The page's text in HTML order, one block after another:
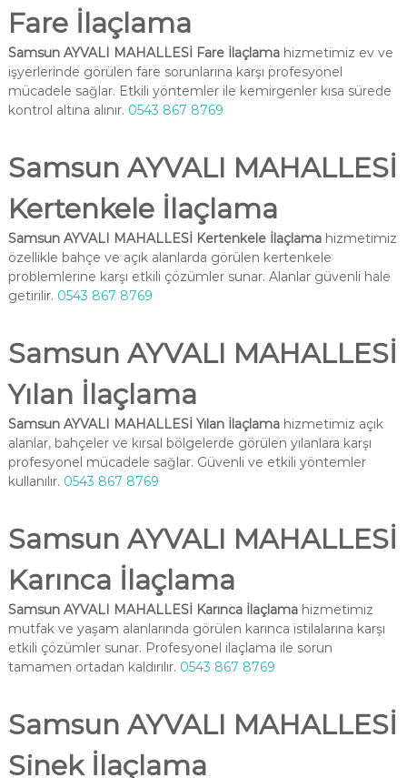
Fare İlaçlama
Samsun AYVALI MAHALLESİ Fare İlaçlamahizmetimiz ev ve
işyerlerinde görülen fare sorunlarına karşı profesyonel
mücadele sağlar. Etkili yöntemler ile kemirgenler kısa sürede
kontrol altına alınır. 0543 867 8769
Samsun AYVALI MAHALLESİ
Kertenkele İlaçlama
Samsun AYVALI MAHALLESİ Kertenkele İlaçlamahizmetimiz
özellikle bahçe ve açık alanlarda görülen kertenkele
problemlerine karşı etkili çözümler sunar. Alanlar güvenli hale
getirilir. 0543 867 8769
Samsun AYVALI MAHALLESİ
Yılan İlaçlama
Samsun AYVALI MAHALLESİ Yılan İlaçlamahizmetimiz açık
alanlar, bahçeler ve kırsal bölgelerde görülen yılanlara karşı
profesyonel mücadele sağlar. Güvenli ve etkili yöntemler
kullanılır. 0543 867 8769
Samsun AYVALI MAHALLESİ
Karınca İlaçlama
Samsun AYVALI MAHALLESİ Karınca İlaçlamahizmetimiz
mutfak ve yaşam alanlarında görülen karınca istilalarına karşı
etkili çözümler sunar. Profesyonel ilaçlama ile sorun
tamamen ortadan kaldırılır. 0543 867 8769
Samsun AYVALI MAHALLESİ
Sinek İlaçlama